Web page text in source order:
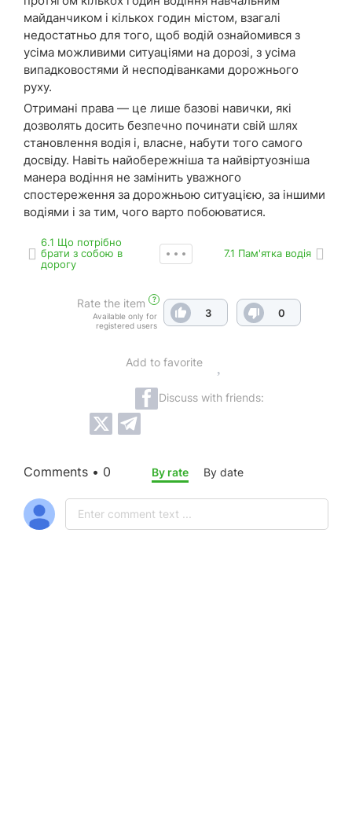
майданчиком і кількох годин містом, взагалі
недостатньо для того, щоб водій ознайомився з
усіма можливими ситуаціями на дорозі, з усіма
випадковостями й несподіванками дорожнього
руху.
Отримані права — це лише базові навички, які
дозволять досить безпечно починати свій шлях
становлення водія і, власне, набути того самого
досвіду. Навіть найобережніша та найвіртуозніша
манера водіння не замінить уважного
спостереження за дорожньою ситуацією, за іншими
водіями і за тим, чого варто побоюватися.
6.1 Що потрібно
брати з собою в
дорогу
7.1 Пам'ятка водія
Rate the item ?
Available only for
registered users
3 0
Add to favorite
Discuss with friends:
Comments • 0 By rate By date